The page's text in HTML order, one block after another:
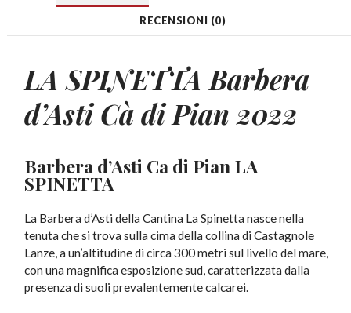
RECENSIONI (0)
LA SPINETTABarbera
d’Asti Cà di Pian 2022
Barbera d’Asti Ca di Pian LA
SPINETTA
La Barbera d’Asti della Cantina La Spinetta nasce nella
tenuta che si trova sulla cima della collina di Castagnole
Lanze, a un’altitudine di circa 300 metri sul livello del mare,
con una magnifica esposizione sud, caratterizzata dalla
presenza di suoli prevalentemente calcarei.